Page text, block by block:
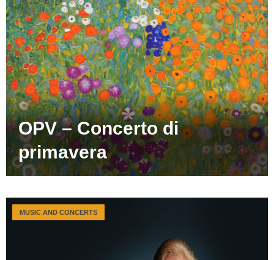
OPV – Concerto di
primavera
MUSIC AND CONCERTS